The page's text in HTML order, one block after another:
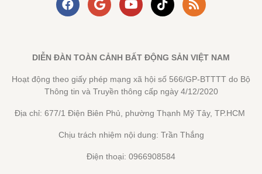
DIỄN ĐÀN TOÀN CẢNH BẤT ĐỘNG SẢN VIỆT NAM
Hoạt động theo giấy phép mạng xã hội số 566/GP-BTTTT do Bộ
Thông tin và Truyền thông cấp ngày 4/12/2020
Địa chỉ: 677/1 Điện Biên Phủ, phường Thạnh Mỹ Tây, TP.HCM
Chịu trách nhiệm nội dung: Trần Thắng
Điện thoại: 0966908584